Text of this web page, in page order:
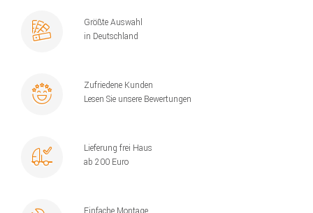
Größte Auswahl
in Deutschland
Zufriedene Kunden
Lesen Sie unsere Bewertungen
Lieferung frei Haus
ab 200 Euro
Einfache Montage